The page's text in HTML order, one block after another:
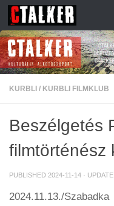
Skip to content
KURBLI / KURBLI FILMKLUB
Beszélgetés
filmtörténész
PUBLISHED 2024-11-14 ·
2024.11.13./Szabadka